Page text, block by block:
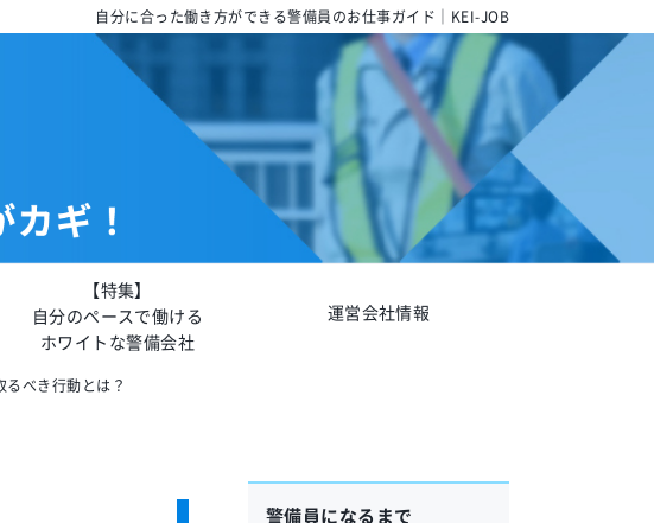
自分に合った働き方ができる警備員のお仕事ガイド｜KEI-JOB
【特集】
自分のペースで働ける
ホワイトな警備会社
運営会社情報
るべき行動とは？
警備員になるまで